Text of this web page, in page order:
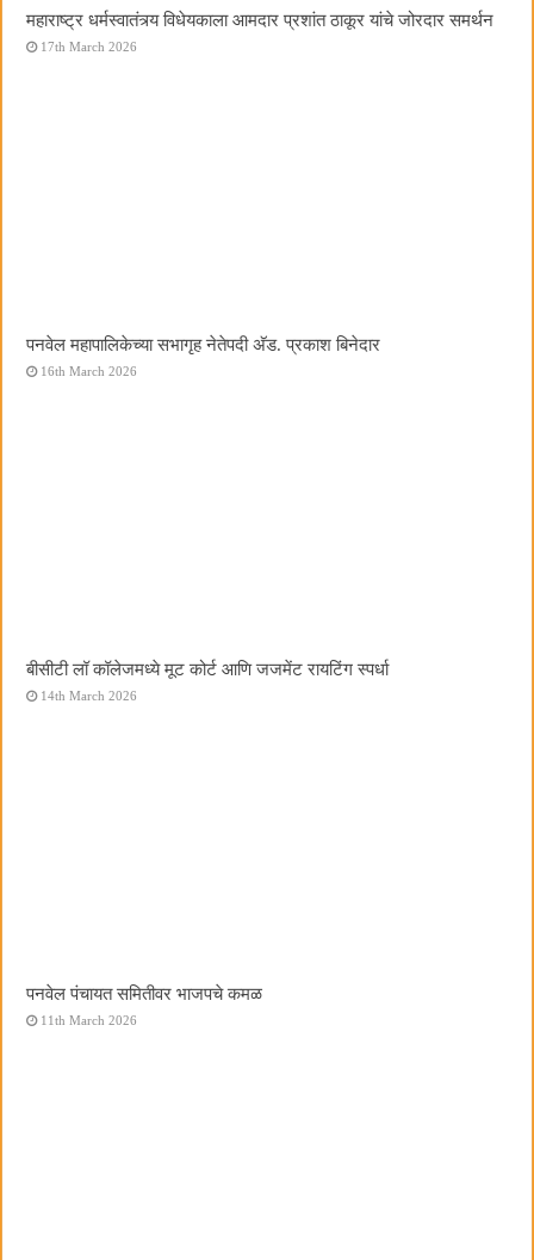
महाराष्ट्र धर्मस्वातंत्र्य विधेयकाला आमदार प्रशांत ठाकूर यांचे जोरदार समर्थन
17th March 2026
पनवेल महापालिकेच्या सभागृह नेतेपदी अ‍ॅड. प्रकाश बिनेदार
16th March 2026
बीसीटी लॉ कॉलेजमध्ये मूट कोर्ट आणि जजमेंट रायटिंग स्पर्धा
14th March 2026
पनवेल पंचायत समितीवर भाजपचे कमळ
11th March 2026